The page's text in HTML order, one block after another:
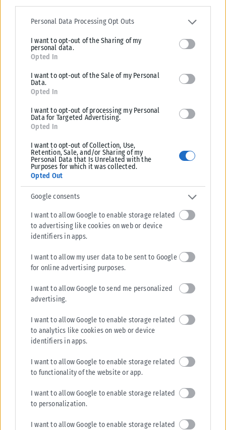
Please note that this website/app uses one or more Google
services and may gather and store information including but not
deny consent to Google and its third-party tags to use your data
for below specified purposes in below Google consent section.
Personal Data Processing Opt Outs
I want to opt-out of the Sharing of my
personal data.
Opted In
I want to opt-out of the Sale of my Personal
Data.
Opted In
I want to opt-out of processing my Personal
Data for Targeted Advertising.
Opted In
I want to opt-out of Collection, Use,
Retention, Sale, and/or Sharing of my
Personal Data that Is Unrelated with the
Purposes for which it was collected.
Opted Out
Google consents
I want to allow Google to enable storage related
to advertising like cookies on web or device
identifiers in apps.
I want to allow my user data to be sent to Google
for online advertising purposes.
I want to allow Google to send me personalized
advertising.
I want to allow Google to enable storage related
to analytics like cookies on web or device
identifiers in apps.
I want to allow Google to enable storage related
to functionality of the website or app.
I want to allow Google to enable storage related
to personalization.
I want to allow Google to enable storage related
SOCIAL MEDIA & TECH
Γιατί τα smartphones και οι υπολογιστές δεν επηρεάστηκαν
από τους αμερικανικούς δασμούς
στις χρηματαγορές, οι ΗΠΑ αναθεώρησαν τη θέση τους εξαιρώντας...
ΑΝΑΡΤΉΘΗΚΕ ΑΠΌΚΑΡΦΙΤΣΑ NEWS